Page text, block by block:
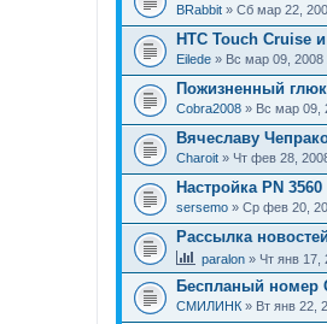
BRabbit » Сб мар 22,
HTC Touch Cruise
Eilede » Вс мар 09, 2008
Пожизненный
Cobra2008 » Вс мар 09,
Вячеславу
Charoit » Чт фев 28,
Настройка PN 3560
sersemo » Ср фев 20,
Рассылка новостей
paralon » Чт янв 17,
Беспланый номер
СМИЛИНК » Вт янв 22,